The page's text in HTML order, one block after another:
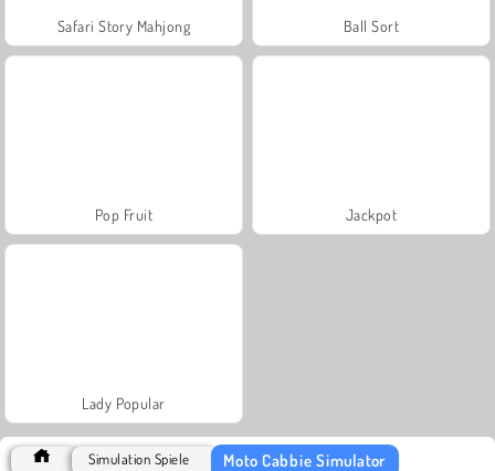
Safari Story Mahjong Ball Sort
Pop Fruit Jackpot
Lady Popular
Simulation Spiele Moto Cabbie Simulator